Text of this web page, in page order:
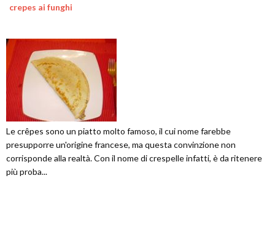
crepes ai funghi
Le crêpes sono un piatto molto famoso, il cui nome farebbe
presupporre un'origine francese, ma questa convinzione non
corrisponde alla realtà. Con il nome di crespelle infatti, è da ritenere
più proba...